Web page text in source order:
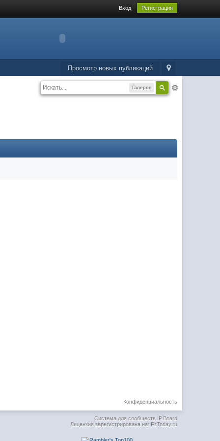
Вход Регистрация
Просмотр новых публикаций
Галерея
Конфиденциальность
Система для сообществ IP.Board
Лицензия зарегистрирована на: FitToday.ru